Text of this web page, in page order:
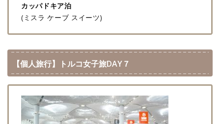
カッパドキア泊
(ミスラ ケーブ スイーツ)
【個人旅行】トルコ女子旅DAY７